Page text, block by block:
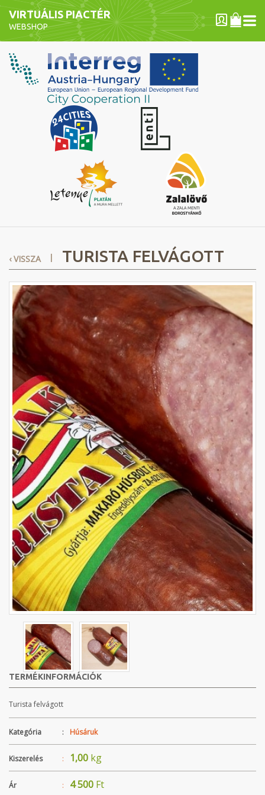
VIRTUÁLIS PIACTÉR
WEBSHOP
‹ VISSZA I TURISTA FELVÁGOTT
TERMÉKINFORMÁCIÓK
Turista felvágott
Kategória : Húsáruk
Kiszerelés : 1,00 kg
Ár : 4 500 Ft